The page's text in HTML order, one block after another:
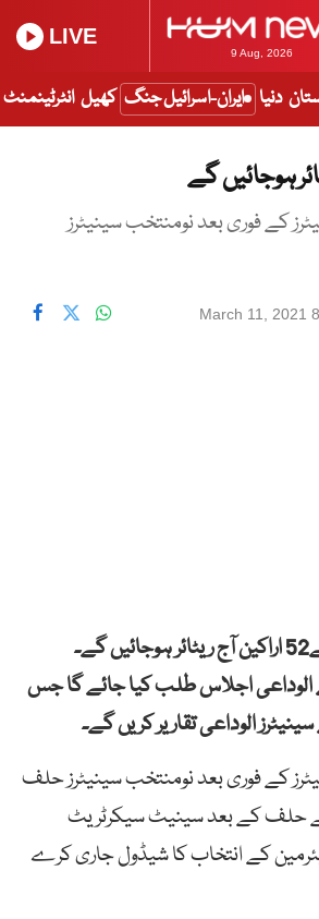
9 Aug, 2026
LIVE
دنیا ایران-اسرائیل جنگ کھیل انٹرٹینمنٹ
کے فوری بعد نومنتخب سینیٹرز
March 11, 2021
ایوان بالا(سینیٹ) کے52 اراکین آج ریٹائر ہوجائیں گے۔
الوداعی اجلاس طلب کیا جائے گا جس
الوداعی تقاریر کریں گے۔
کے فوری بعد نومنتخب سینیٹرز حلف
کے حلف کے بعد سینیٹ سیکرٹریٹ
کے انتخاب کا شیڈول جاری کرے